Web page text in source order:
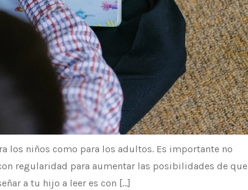
los niños como para los adultos. Es importante no
regularidad para aumentar las posibilidades de que
a tu hijo a leer es con […]